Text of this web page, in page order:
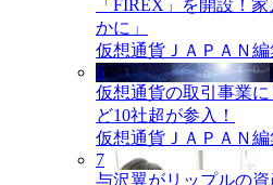
「FIREX」を開設！
かに」
仮想通貨ＪＡＰＡＮ編
6
仮想通貨の取引事業
ど10社超が参入！
仮想通貨ＪＡＰＡＮ編
7
与沢翼がリップルの